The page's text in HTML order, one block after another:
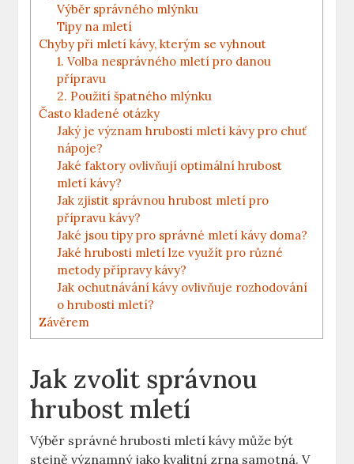
Výběr správného mlýnku
Tipy na mletí
Chyby při mletí kávy, kterým ‌se vyhnout
1. Volba nesprávného mletí pro danou
přípravu
2. Použití špatného mlýnku
Často⁣ kladené otázky
Jaký⁣ je význam hrubosti mletí kávy pro chuť
nápoje?
Jaké faktory ovlivňují optimální hrubost
mletí kávy?
Jak zjistit správnou hrubost mletí pro
přípravu kávy?
Jaké jsou tipy pro‍ správné mletí kávy doma?
Jaké hrubosti mletí lze využít pro různé
metody přípravy kávy?
Jak ochutnávání kávy ovlivňuje rozhodování
o hrubosti mletí?
Závěrem
Jak zvolit správnou
hrubost mletí
Výběr⁢ správné hrubosti mletí kávy může být
stejně významný jako kvalitní zrna samotná. V